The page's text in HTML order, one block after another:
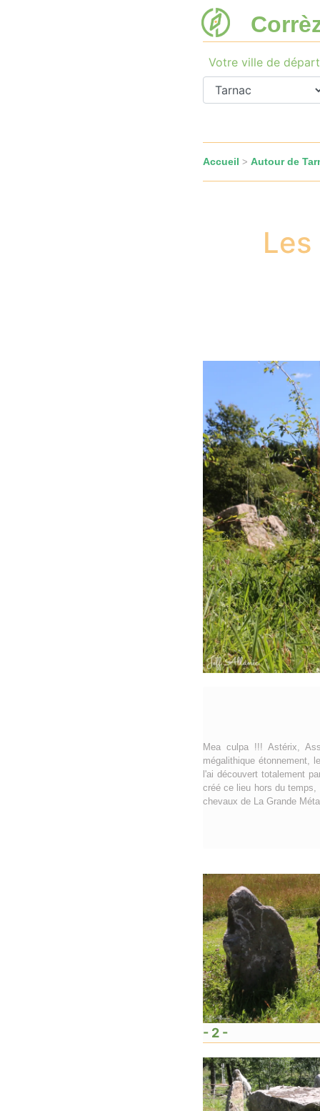
Votre ville de départ
Accueil > Autour de
Mea culpa !!! Astérix,
mégalithique étonnement,
l'ai découvert totalement
créé ce lieu hors du temps,
chevaux de La Grande
- 2 -